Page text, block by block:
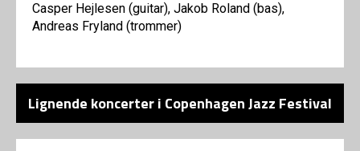
Casper Hejlesen (guitar), Jakob Roland (bas),
Andreas Fryland (trommer)
Lignende koncerter i Copenhagen Jazz Festival